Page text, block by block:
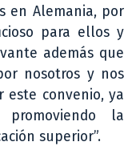
en Alemania, por
para ellos y
además que
nosotros y nos
convenio, ya
la
superior”.